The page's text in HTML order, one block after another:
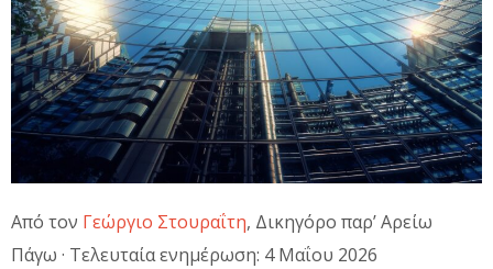
Από τον Γεώργιο Στουραΐτη, Δικηγόρο παρ’ Αρείω
Πάγω · Τελευταία ενημέρωση: 4 Μαΐου 2026